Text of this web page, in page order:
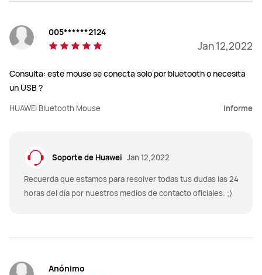
005******2124
Jan 12,2022
Consulta: este mouse se conecta solo por bluetooth o necesita
un USB ?
HUAWEI Bluetooth Mouse informe
Soporte de Huawei Jan 12,2022
Recuerda que estamos para resolver todas tus dudas las 24
horas del día por nuestros medios de contacto oficiales. ;)
Anónimo